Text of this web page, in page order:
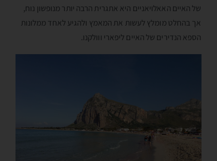
של האיים האאלויאניים היא אתגרית הרבה יותר מנופשון נוח,
אך בהחלט מומלץ לעשות את המאמץ ולהגיע לאחד ממלונות
הספא הנדירים של האיים ליפארי ווולקנו.